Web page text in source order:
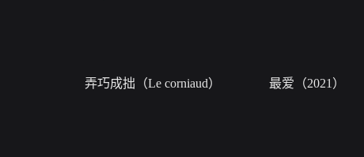
弄巧成拙（Le corniaud） 最爱（2021）